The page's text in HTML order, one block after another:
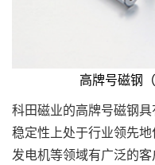
高牌号磁钢
科田磁业的高牌号磁钢具
稳定性上处于行业领先地
发电机等领域有广泛的客